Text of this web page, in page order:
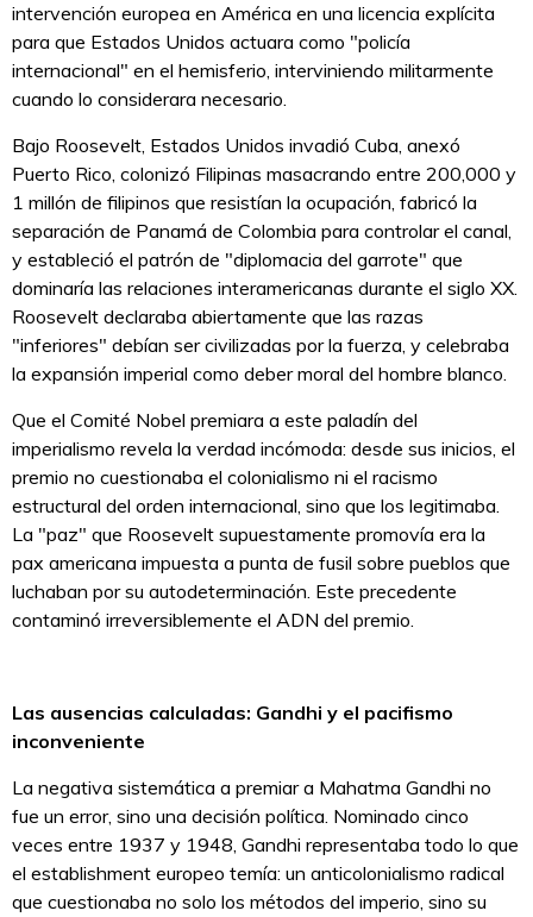
intervención europea en América en una licencia explícita
para que Estados Unidos actuara como "policía
internacional" en el hemisferio, interviniendo militarmente
cuando lo considerara necesario.
Bajo Roosevelt, Estados Unidos invadió Cuba, anexó
Puerto Rico, colonizó Filipinas masacrando entre 200,000 y
1 millón de filipinos que resistían la ocupación, fabricó la
separación de Panamá de Colombia para controlar el canal,
y estableció el patrón de "diplomacia del garrote" que
dominaría las relaciones interamericanas durante el siglo XX.
Roosevelt declaraba abiertamente que las razas
"inferiores" debían ser civilizadas por la fuerza, y celebraba
la expansión imperial como deber moral del hombre blanco.
Que el Comité Nobel premiara a este paladín del
imperialismo revela la verdad incómoda: desde sus inicios, el
premio no cuestionaba el colonialismo ni el racismo
estructural del orden internacional, sino que los legitimaba.
La "paz" que Roosevelt supuestamente promovía era la
pax americana impuesta a punta de fusil sobre pueblos que
luchaban por su autodeterminación. Este precedente
contaminó irreversiblemente el ADN del premio.
Las ausencias calculadas: Gandhi y el pacifismo
inconveniente
La negativa sistemática a premiar a Mahatma Gandhi no
fue un error, sino una decisión política. Nominado cinco
veces entre 1937 y 1948, Gandhi representaba todo lo que
el establishment europeo temía: un anticolonialismo radical
que cuestionaba no solo los métodos del imperio, sino su